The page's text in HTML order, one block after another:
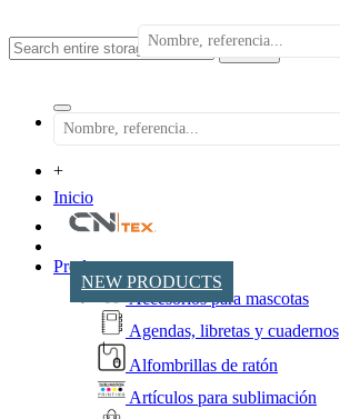
search
+
Inicio
NEW PRODUCTS
Productos
Accesorios para mascotas
Agendas, libretas y cuadernos
Alfombrillas de ratón
Artículos para sublimación